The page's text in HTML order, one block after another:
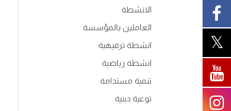
الانشطة
العاملين بالمؤسسة
انشطة ترفيهية
انشطة رياضية
تنمية مستدامة
توعية دينية